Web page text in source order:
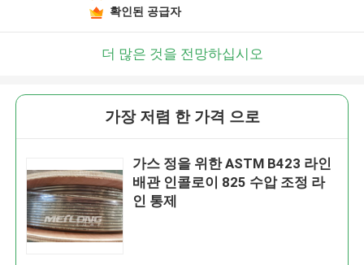
확인된 공급자
더 많은 것을 전망하십시오
가장 저렴 한 가격 으로
가스 정을 위한 ASTM B423 라인
배관 인콜로이 825 수압 조정 라
인 통제